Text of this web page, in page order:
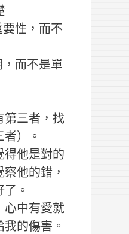
性，而不
而不是單
第三者，找
）。
得他是對的
他的錯，
。
心中有愛就
的傷害。